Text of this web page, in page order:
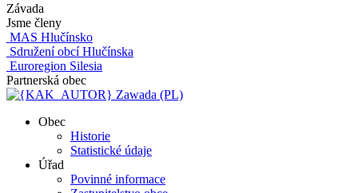
Závada
Jsme členy
MAS Hlučínsko
Sdružení obcí Hlučínska
Euroregion Silesia
Partnerská obec
Zawada (PL)
Obec
Historie
Statistické údaje
Úřad
Povinné informace